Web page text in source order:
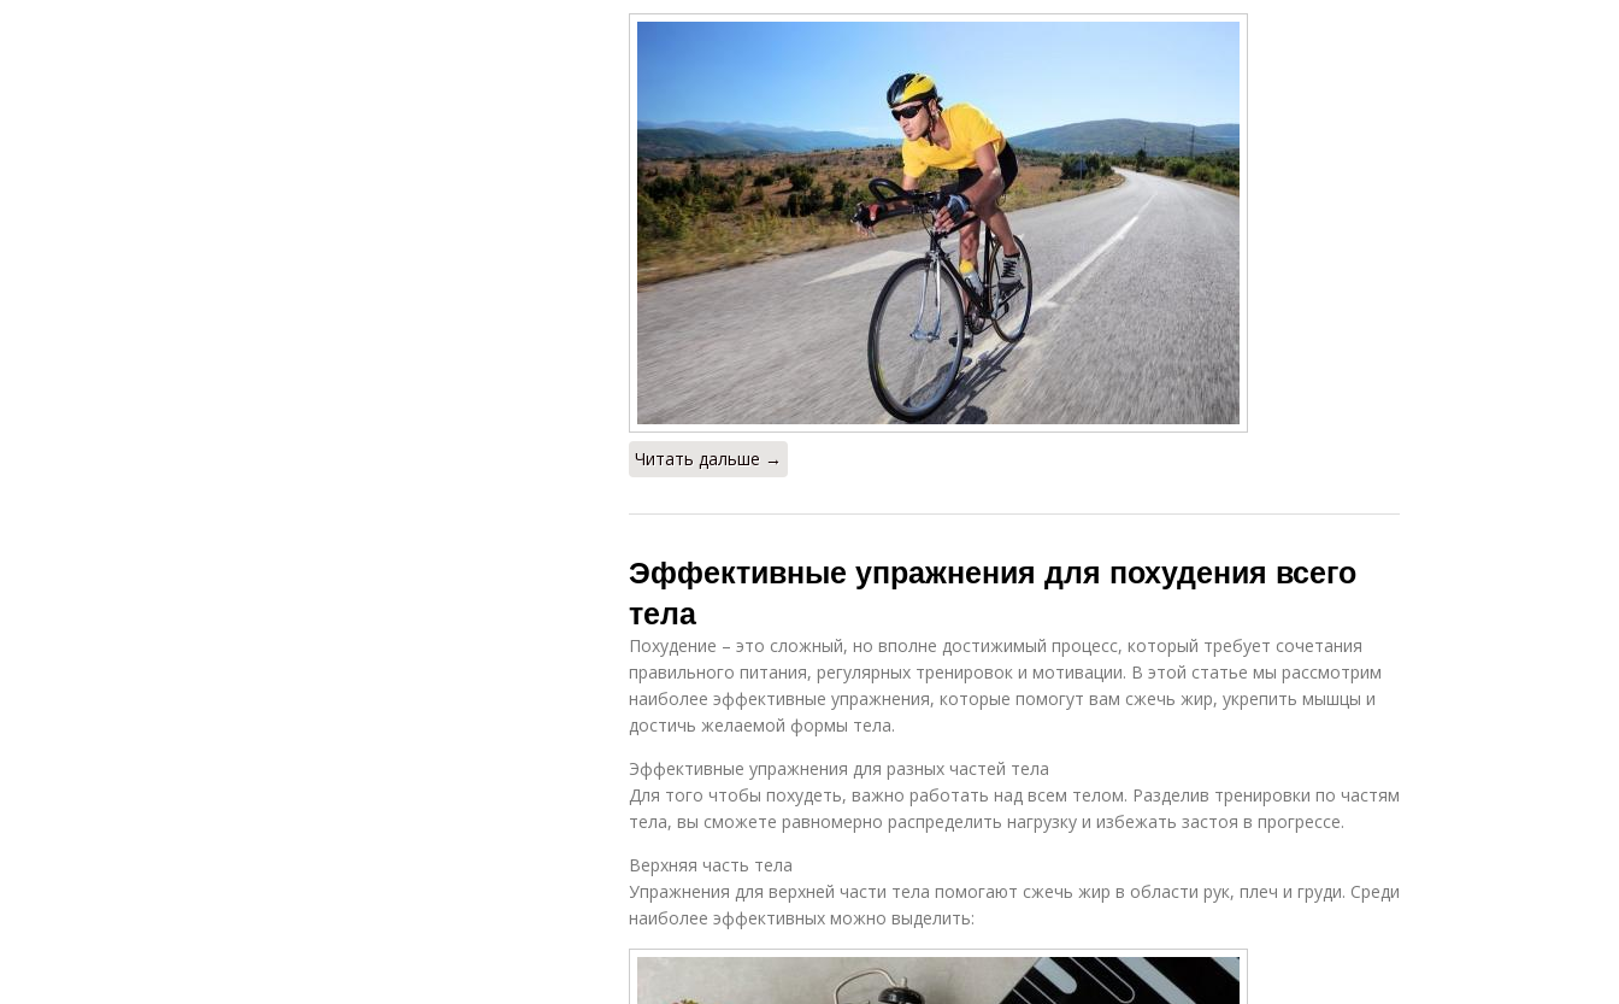
Читать дальше →
Эффективные упражнения для похудения всего
тела
Похудение – это сложный, но вполне достижимый процесс, который требует сочетания
правильного питания, регулярных тренировок и мотивации. В этой статье мы рассмотрим
наиболее эффективные упражнения, которые помогут вам сжечь жир, укрепить мышцы и
достичь желаемой формы тела.
Эффективные упражнения для разных частей тела
Для того чтобы похудеть, важно работать над всем телом. Разделив тренировки по частям
тела, вы сможете равномерно распределить нагрузку и избежать застоя в прогрессе.
Верхняя часть тела
Упражнения для верхней части тела помогают сжечь жир в области рук, плеч и груди. Среди
наиболее эффективных можно выделить: